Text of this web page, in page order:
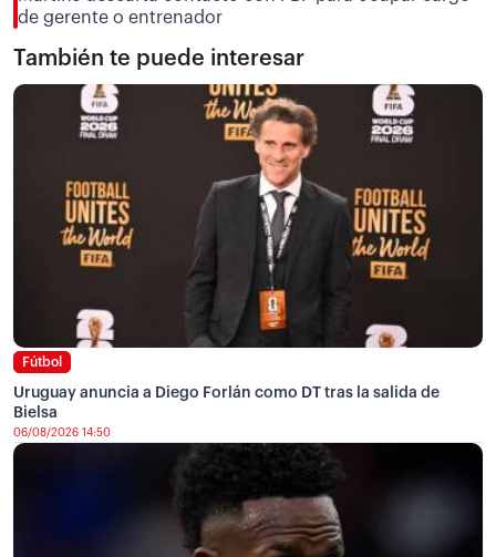
de gerente o entrenador
También te puede interesar
Fútbol
Uruguay anuncia a Diego Forlán como DT tras la salida de
Bielsa
06/08/2026 14:50